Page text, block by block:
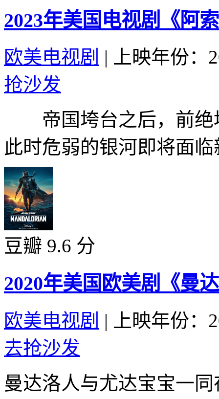
2023年美国电视剧《阿
欧美电视剧 |
上映年份：
抢沙发
帝国垮台之后，前绝
此时危弱的银河即将面
豆瓣 9.6 分
2020年美国欧美剧《曼
欧美电视剧 |
上映年份：
去抢沙发
曼达洛人与尤达宝宝一